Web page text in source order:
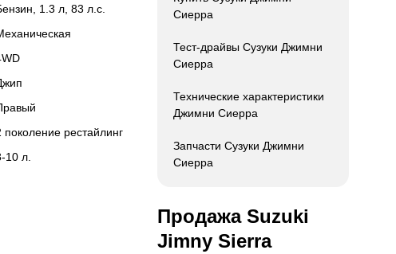
Бензин, 1.3 л, 83 л.с.
Механическая
4WD
Джип
Правый
2 поколение рестайлинг
8-10 л.
Сиерра
Тест-драйвы Сузуки Джимни
Сиерра
Технические характеристики
Джимни Сиерра
Запчасти Сузуки Джимни
Сиерра
Продажа Suzuki
Jimny Sierra